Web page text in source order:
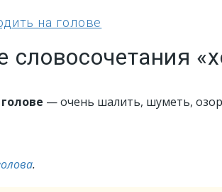
на голове
словосочетания
— очень шалить, шуметь,
.